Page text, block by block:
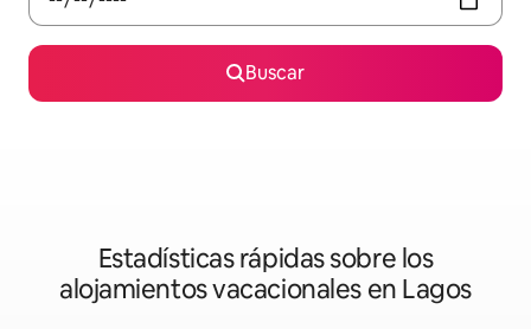
Buscar
Estadísticas rápidas sobre los
alojamientos vacacionales en Lagos